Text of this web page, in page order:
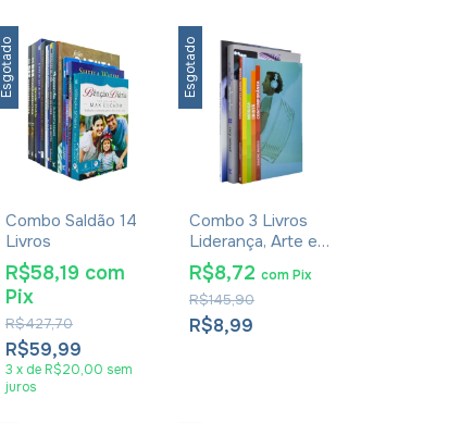
Esgotado
Combo Saldão 14
Livros
R$59,99
R$427,70
R$58,19 com
Pix
3 x de R$20,00 sem
juros
Esgotado
Combo 3 Livros
Liderança, Arte e
Adoração
R$8,99
R$145,90
R$8,72 comPix